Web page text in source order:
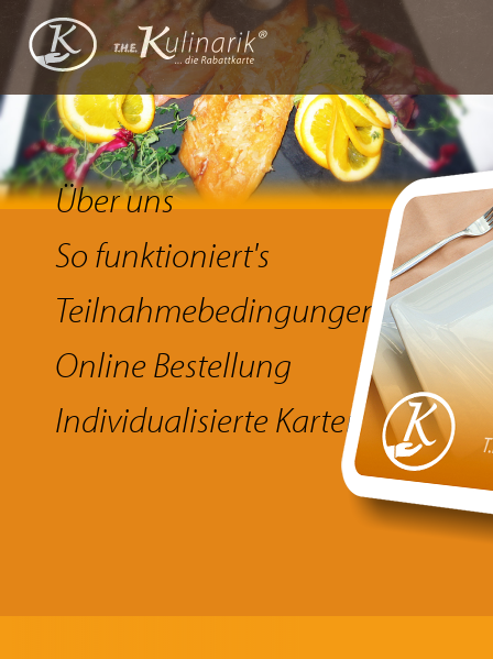
Über uns
So funktioniert's
Teilnahmebedingungen
Online Bestellung
Individualisierte Karten